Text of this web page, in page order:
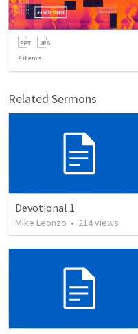
4items
Related Sermons
Devotional 1
Mike Leonzo • 214views